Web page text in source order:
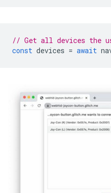
// Get all devices the
const devices = await